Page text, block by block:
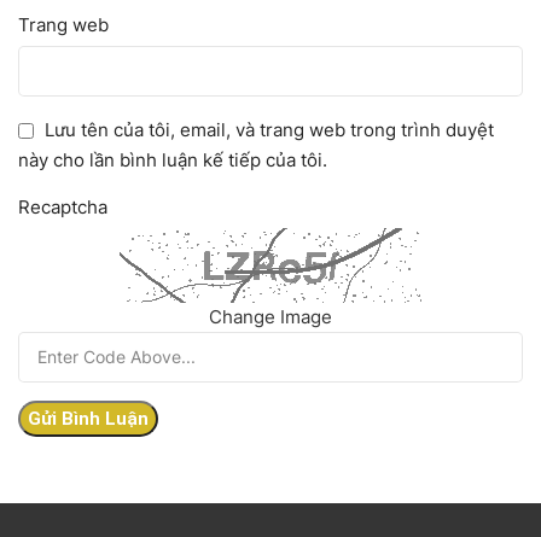
Trang web
Lưu tên của tôi, email, và trang web trong trình duyệt
này cho lần bình luận kế tiếp của tôi.
Recaptcha
Change Image